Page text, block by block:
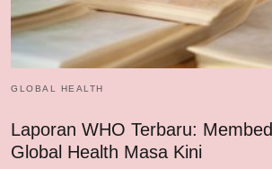
GLOBAL HEALTH
Laporan WHO Terbaru:
Global Health Masa Kini